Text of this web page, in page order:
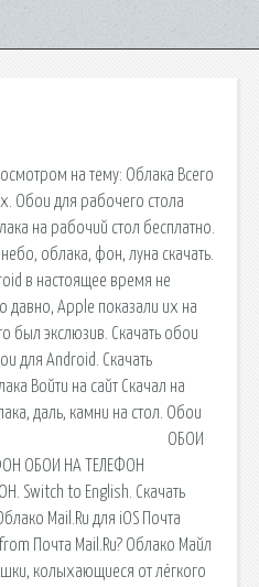
на тему: Облака Всего
Обои для рабочего стола
на рабочий стол бесплатно.
облака, фон, луна скачать.
в настоящее время не
давно, Apple показали их на
был экслюзив. Скачать обои
для Android. Скачать
Войти на сайт Скачал на
даль, камни на стол. Обои
ᅠᅠᅠᅠᅠᅠᅠᅠᅠ ᅠᅠᅠ ОБОИ
ОБОИ НА ТЕЛЕФОН
Switch to English. Скачать
Mail.Ru для iOS Почта
Почта Mail.Ru? Облако Майл
колыхающиеся от лёгкого